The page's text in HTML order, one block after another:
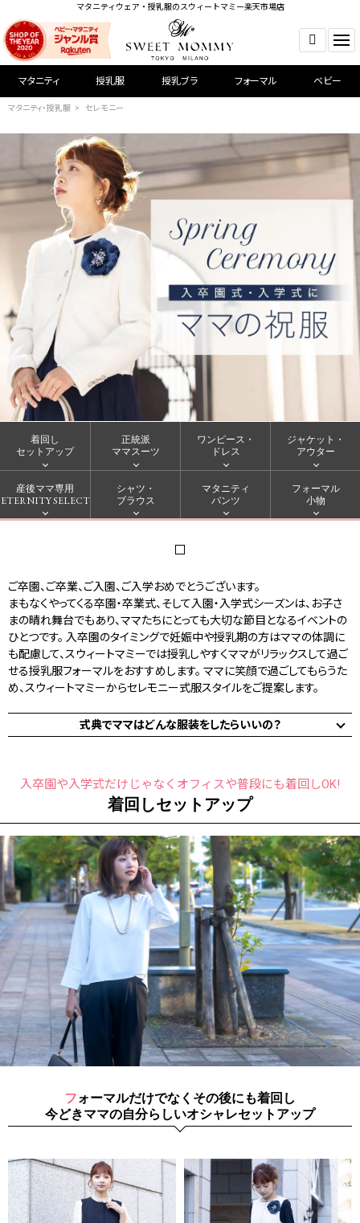
マタニティウェア・授乳服のスウィートマミー楽天市場店
マタニティ 授乳服 授乳ブラ フォーマル ベビー
マタニティ・授乳服 セレモニー
着回し
セットアップ
正統派
ママスーツ
ワンピース・
ドレス
ジャケット・
アウター
産後ママ専用
ETERNITY SELECT
シャツ・
ブラウス
マタニティ
パンツ
フォーマル
小物
ご卒園、ご卒業、ご入園、ご入学おめでとうございます。
まもなくやってくる卒園・卒業式、そして入園・入学式シーズンは、お子さ
まの晴れ舞台でもあり、ママたちにとっても大切な節目となるイベントの
ひとつです。 入卒園のタイミングで妊娠中や授乳期の方はママの体調に
も配慮して、スウィートマミーでは授乳しやすくママがリラックスして過ご
せる授乳服フォーマルをおすすめします。 ママに笑顔で過ごしてもらうた
め、スウィートマミーからセレモニー式服スタイルをご提案します。
式典でママはどんな服装をしたらいいの？
入卒園や入学式だけじゃなくオフィスや普段にも着回しOK!
着回しセットアップ
フォーマルだけでなくその後にも着回し
今どきママの自分らしいオシャレセットアップ